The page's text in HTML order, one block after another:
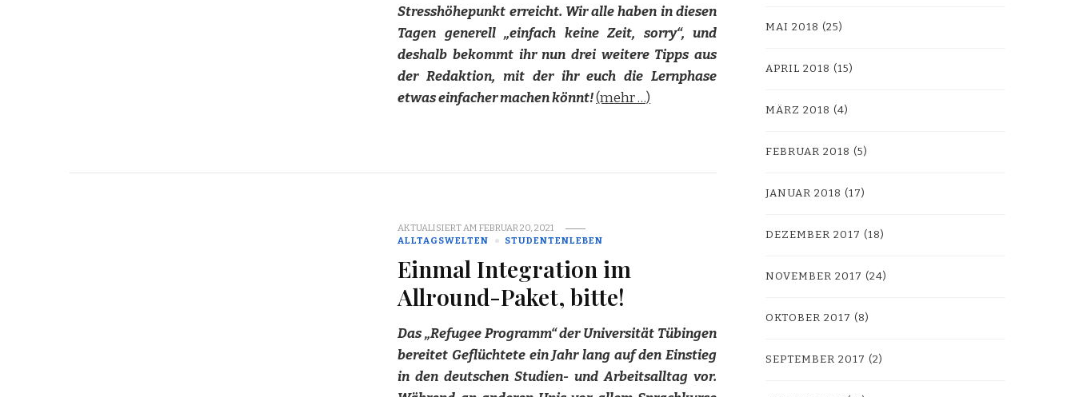
Stresshöhepunkt erreicht. Wir alle haben in diesen
Tagen generell „einfach keine Zeit, sorry“, und
deshalb bekommt ihr nun drei weitere Tipps aus
der Redaktion, mit der ihr euch die Lernphase
etwas einfacher machen könnt!(mehr …)
AKTUALISIERT AMFEBRUAR 20, 2021
ALLTAGSWELTEN
STUDENTENLEBEN
Einmal Integration im
Allround-Paket, bitte!
Das „Refugee Programm“ der Universität Tübingen
bereitet Geflüchtete ein Jahr lang auf den Einstieg
in den deutschen Studien- und Arbeitsalltag vor.
MAI 2018 (25)
APRIL 2018 (15)
MÄRZ 2018 (4)
FEBRUAR 2018 (5)
JANUAR 2018 (17)
DEZEMBER 2017 (18)
NOVEMBER 2017 (24)
OKTOBER 2017 (8)
SEPTEMBER 2017 (2)